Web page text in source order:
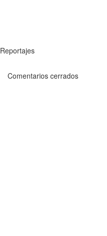
Reportajes
Comentarios cerrados